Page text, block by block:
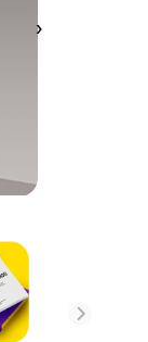
Next